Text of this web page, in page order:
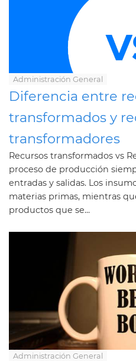
Administración General
Diferencia entre
transformados y
transformadores
Recursos transformados vs
proceso de producción
entradas y salidas. Los
materias primas, mientras
productos que se...
Administración General